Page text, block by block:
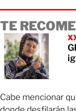
TE
Cabe mencionar